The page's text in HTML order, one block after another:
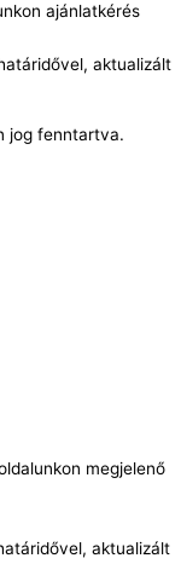
ajánlatkérés
aktualizált
jog fenntartva.
megjelenő
aktualizált